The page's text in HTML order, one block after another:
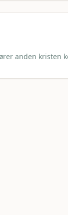
anden kristen